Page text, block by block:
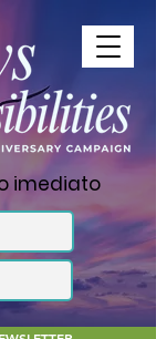
imediato